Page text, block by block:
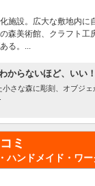
施設。広大な敷地内に
森美術館、クラフト工
る。...
からないほど、いい
さな森に彫刻、オブジ
ミ
ハンドメイド・ワ